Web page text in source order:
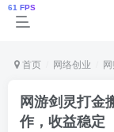
首页 网络创业
网游剑灵打金
作，收益稳定